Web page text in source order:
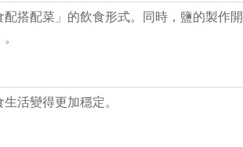
搭配菜」的飲食形式。同時，鹽的製作開
活變得更加穩定。